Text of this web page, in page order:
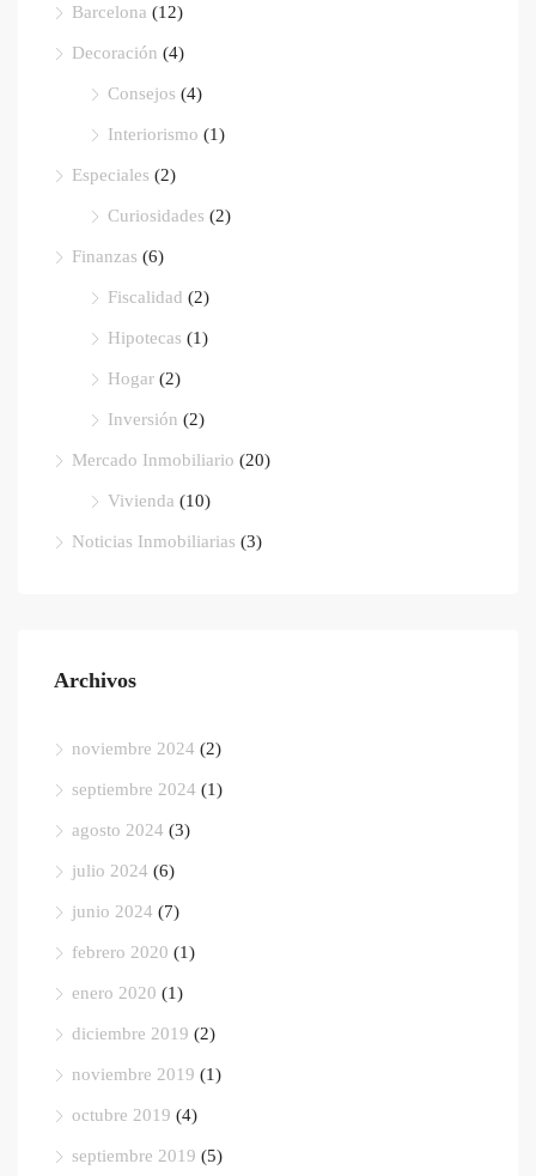
Barcelona (12)
Decoración (4)
Consejos (4)
Interiorismo (1)
Especiales (2)
Curiosidades (2)
Finanzas (6)
Fiscalidad (2)
Hipotecas (1)
Hogar (2)
Inversión (2)
Mercado Inmobiliario (20)
Vivienda (10)
Noticias Inmobiliarias (3)
Archivos
noviembre 2024 (2)
septiembre 2024 (1)
agosto 2024 (3)
julio 2024 (6)
junio 2024 (7)
febrero 2020 (1)
enero 2020 (1)
diciembre 2019 (2)
noviembre 2019 (1)
octubre 2019 (4)
septiembre 2019 (5)